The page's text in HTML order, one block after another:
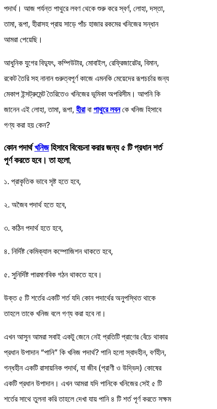
পদার্থ। আজ পর্যন্ত পাথুরে লবণ থেকে শুরু করে স্বর্ণ, লোহা, দস্তা,
তামা, রূপা, হীরাসহ প্রায় সাড়ে পাঁচ হাজার রকমের খনিজের সন্ধান
আমরা পেয়েছি।
আধুনিক যুগের বিদ্যুৎ, কম্পিউটার, মোবাইল, রেফ্রিজারেটর, বিমান,
রকেট তৈরি সহ নানান গুরুত্বপূর্ণ কাজে এমনকি মেয়েদের রূপচর্চার জন্য
মেকাপ ইন্সট্রুমেন্ট তৈরিতেও খনিজের ভূমিকা অপরিসীম। আপনি কি
জানেন এই লোহা, তামা, রূপা, হীরাবা পাথুরে লবনকে খনিজ হিসাবে
গণ্য করা হয় কেন?
কোন পদার্থখনিজহিসাবে বিবেচনা করার জন্য ৫ টি প্রধান শর্ত
পূর্ণ করতে হবে। তা হলো,
১. প্রাকৃতিক ভাবে সৃষ্ট হতে হবে,
২. অজৈব পদার্থ হতে হবে,
৩. কঠিন পদার্থ হতে হবে,
৪. নির্দিষ্ট কেমিক্যাল কম্পোজিশন থাকতে হবে,
৫. সুনির্দিষ্ট পারমাণবিক গঠন থাকতে হবে।
উক্ত ৫ টি শর্তের একটি শর্ত যদি কোন পদার্থের অনুপস্থিত থাকে
তাহলে তাকে খনিজ বলে গণ্য করা হবে না।
এখন আসুন আমরা সবাই একটু জেনে নেই প্রতিটি প্রাণের বেঁচে থাকার
প্রধান উপাদান “পানি” কি খনিজ পদার্থ? পানি হলো স্বাদহীন, বর্ণহীন,
গন্ধহীন একটি রাসায়নিক পদার্থ, যা জীব (প্রাণী ও উদ্ভিদ) কোষের
একটি প্রধান উপাদান। এখন আমরা যদি পানিকে খনিজের সেই ৫ টি
শর্তের সাথে তুলনা করি তাহলে দেখা যায় পানি ৪ টি শর্ত পূর্ণ করতে সক্ষম